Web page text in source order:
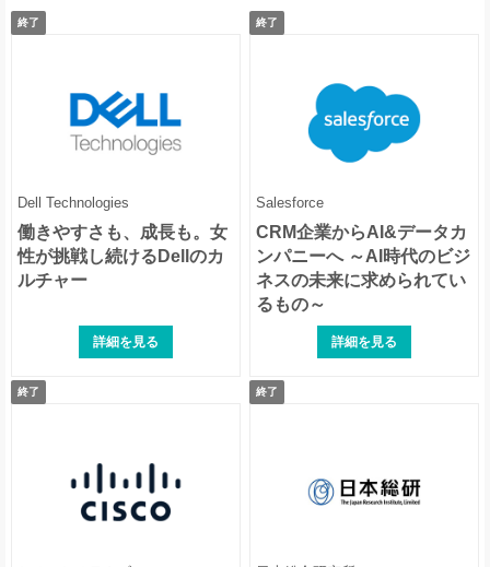
アビームコンサルティング
終了
Dell Technologies
働きやすさも、成長も。女
性が挑戦し続けるDellのカ
ルチャー
詳細を見る
終了
Salesforce
CRM企業からAI&データカ
ンパニーへ ～AI時代のビジ
ネスの未来に求められてい
るもの～
詳細を見る
終了 終了